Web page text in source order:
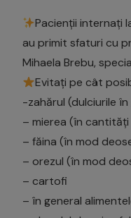
Pacienții internați
au primit sfaturi cu
Mihaela Brebu,
Evitați pe cât
-zahărul (dulciurile
– mierea (în cantități
– făina (în mod
– orezul (în mod
– cartofi
– în general